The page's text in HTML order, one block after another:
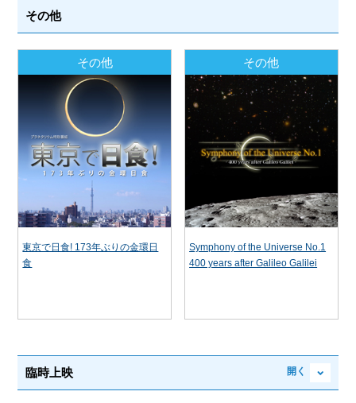
その他
その他
東京で日食! 173年ぶりの金環日
食
その他
Symphony of the Universe No.1
400 years after Galileo Galilei
臨時上映